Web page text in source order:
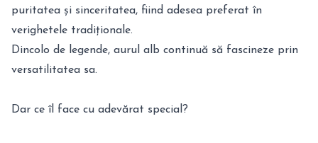
puritatea și sinceritatea, fiind adesea preferat în
verighetele tradiționale.
Dincolo de legende, aurul alb continuă să fascineze prin
versatilitatea sa.
Dar ce îl face cu adevărat special?